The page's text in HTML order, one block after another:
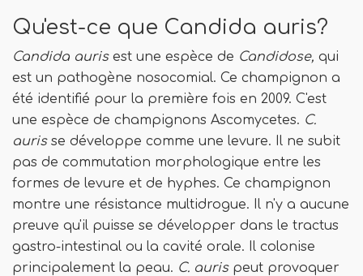
Qu'est-ce que Candida auris?
Candida aurisest une espèce de Candidose, qui
est un pathogène nosocomial. Ce champignon a
été identifié pour la première fois en 2009. C'est
une espèce de champignons Ascomycetes. C.
auris se développe comme une levure. Il ne subit
pas de commutation morphologique entre les
formes de levure et de hyphes. Ce champignon
montre une résistance multidrogue. Il n'y a aucune
preuve qu'il puisse se développer dans le tractus
gastro-intestinal ou la cavité orale. Il colonise
principalement la peau. C. aurispeut provoquer